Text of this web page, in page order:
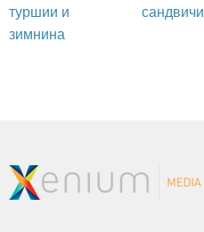
туршии и
зимнина
сандвичи